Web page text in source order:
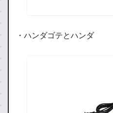
・ハンダゴテとハンダ